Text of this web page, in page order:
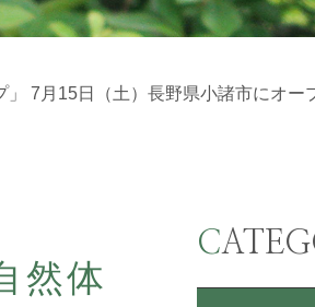
7月15日（土）長野県小諸市にオ
然体